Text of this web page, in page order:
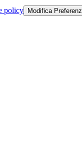
policy Modifica